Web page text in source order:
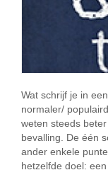
Wat schrijf je in
normaler/
weten steeds
bevalling. De één
ander enkele
hetzelfde doel: